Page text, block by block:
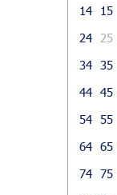
14
15
24
25
34 35
44 45
54 55
64 65
74 75